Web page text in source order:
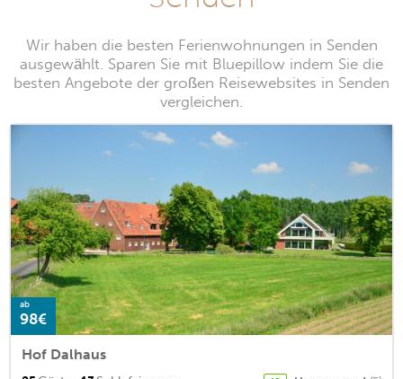
Wir haben die besten Ferienwohnungen in Senden
ausgewählt. Sparen Sie mit Bluepillow indem Sie die
besten Angebote der großen Reisewebsites in Senden
vergleichen.
ab
98€
Hof Dalhaus